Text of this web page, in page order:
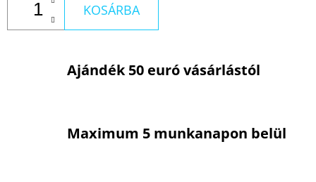
KOSÁRBA
Ajándék 50 euró vásárlástól
Maximum 5 munkanapon belül